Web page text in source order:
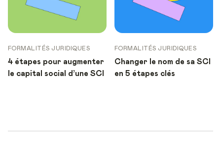
FORMALITÉS JURIDIQUES
4 étapes pour augmenter
le capital social d’une SCI
FORMALITÉS JURIDIQUES
Changer le nom de sa SCI
en 5 étapes clés